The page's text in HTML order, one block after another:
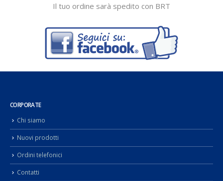
Il tuo ordine sarà spedito con BRT
CORPORATE
Chi siamo
Nuovi prodotti
Ordini telefonici
Contatti